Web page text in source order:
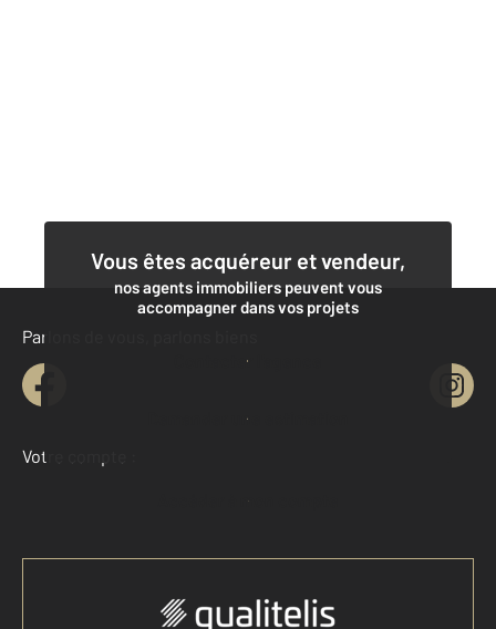
Vous êtes acquéreur et vendeur,
nos agents immobiliers peuvent vous
accompagner dans vos projets
Contacter l'agence
Demander une estimation
Parlons de vous, parlons biens
Votre compte :
Accéder à mon compte